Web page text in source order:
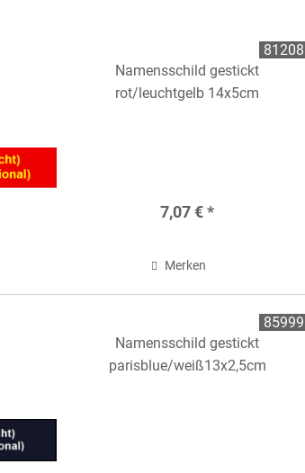
Namensschild gestickt
rot/leuchtgelb 14x5cm
7,07 € *
Merken
81208
Namensschild gestickt
parisblue/weiß13x2,5cm
85999